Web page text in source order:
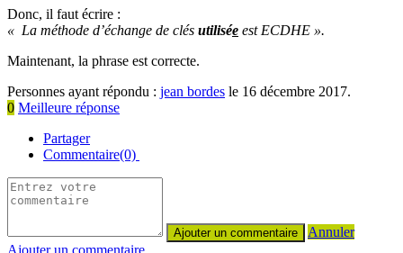
Donc, il faut écrire :
« La méthode d’échange de clés utilisée est ECDHE ».
Maintenant, la phrase est correcte.
Personnes ayant répondu : jean bordes le 16 décembre 2017.
0 Meilleure réponse
Partager
Commentaire(0)
Annuler
Ajouter un commentaire